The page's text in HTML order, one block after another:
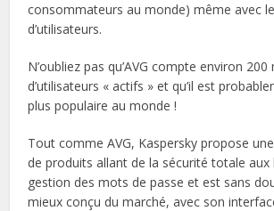
consommateurs au monde) même avec
d’utilisateurs.
N’oubliez pas qu’AVG compte environ 200
d’utilisateurs « actifs » et qu’il est
plus populaire au monde !
Tout comme AVG, Kaspersky propose
de produits allant de la sécurité totale aux
gestion des mots de passe et est sans
mieux conçu du marché, avec son